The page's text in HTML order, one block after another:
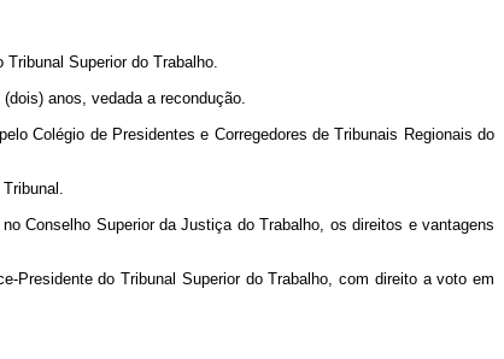
Superior do Trabalho.
anos, vedada a recondução.
Colégio de Presidentes e Corregedores de Tribunais Regionais do
Conselho Superior da Justiça do Trabalho, os direitos e vantagens
Presidente do Tribunal Superior do Trabalho, com direito a voto em